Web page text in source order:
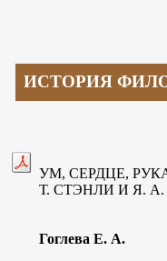
ИСТОРИЯ
УМ, СЕРДЦЕ,
Т. СТЭНЛИ И Я.
Гоглева Е. А.